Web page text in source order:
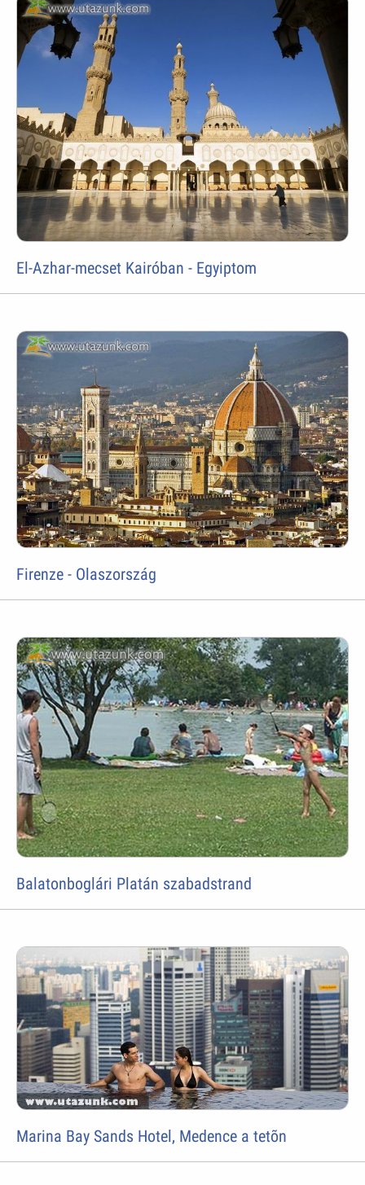
El-Azhar-mecset Kairóban - Egyiptom
Firenze - Olaszország
Balatonboglári Platán szabadstrand
Marina Bay Sands Hotel, Medence a tetõn